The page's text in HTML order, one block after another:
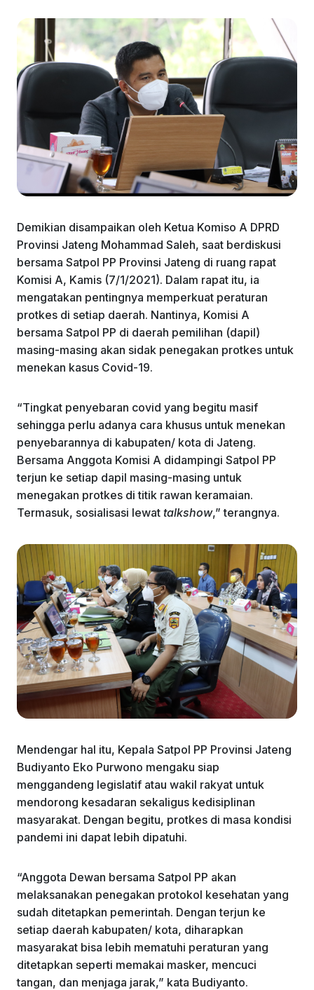
Demikian disampaikan oleh Ketua Komiso A DPRD
Provinsi Jateng Mohammad Saleh, saat berdiskusi
bersama Satpol PP Provinsi Jateng di ruang rapat
Komisi A, Kamis (7/1/2021). Dalam rapat itu, ia
mengatakan pentingnya memperkuat peraturan
protkes di setiap daerah. Nantinya, Komisi A
bersama Satpol PP di daerah pemilihan (dapil)
masing-masing akan sidak penegakan protkes untuk
menekan kasus Covid-19.
“Tingkat penyebaran covid yang begitu masif
sehingga perlu adanya cara khusus untuk menekan
penyebarannya di kabupaten/ kota di Jateng.
Bersama Anggota Komisi A didampingi Satpol PP
terjun ke setiap dapil masing-masing untuk
menegakan protkes di titik rawan keramaian.
Termasuk, sosialisasi lewat talkshow,” terangnya.
Mendengar hal itu, Kepala Satpol PP Provinsi Jateng
Budiyanto Eko Purwono mengaku siap
menggandeng legislatif atau wakil rakyat untuk
mendorong kesadaran sekaligus kedisiplinan
masyarakat. Dengan begitu, protkes di masa kondisi
pandemi ini dapat lebih dipatuhi.
“Anggota Dewan bersama Satpol PP akan
melaksanakan penegakan protokol kesehatan yang
sudah ditetapkan pemerintah. Dengan terjun ke
setiap daerah kabupaten/ kota, diharapkan
masyarakat bisa lebih mematuhi peraturan yang
ditetapkan seperti memakai masker, mencuci
tangan, dan menjaga jarak,” kata Budiyanto.